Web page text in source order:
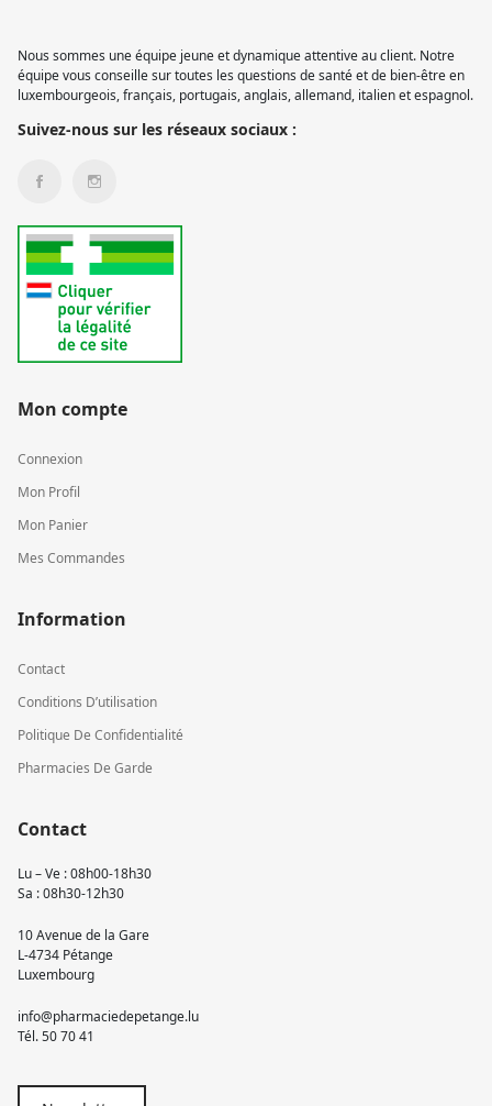
Nous sommes une équipe jeune et dynamique attentive au client. Notre
équipe vous conseille sur toutes les questions de santé et de bien-être en
luxembourgeois, français, portugais, anglais, allemand, italien et espagnol.
Suivez-nous sur les réseaux sociaux :
Mon compte
Connexion
Mon Profil
Mon Panier
Mes Commandes
Information
Contact
Conditions D’utilisation
Politique De Confidentialité
Pharmacies De Garde
Contact
Lu – Ve : 08h00-18h30
Sa : 08h30-12h30
10 Avenue de la Gare
L-4734 Pétange
Luxembourg
info@pharmaciedepetange.lu
Tél.50 70 41